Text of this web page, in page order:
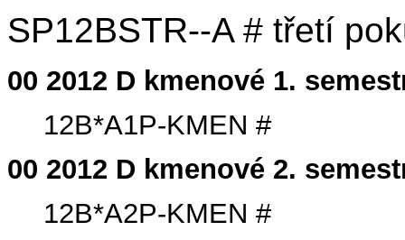
SP12BSTR--A # třetí
00 2012 D kmenové 1.
12B*A1P-KMEN #
00 2012 D kmenové 2.
12B*A2P-KMEN #